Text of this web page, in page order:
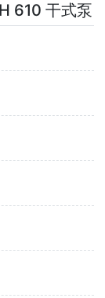
610 干式泵